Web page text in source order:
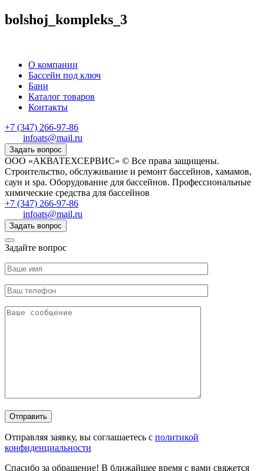
bolshoj_kompleks_3
О компании
Бассейн под ключ
Бани
Каталог товаров
Контакты
+7 (347) 266-97-86
infoats@mail.ru
Задать вопрос
ООО «АКВАТЕХСЕРВИС» © Все права защищены.
Строительство, обслуживание и ремонт бассейнов, хамамов,
саун и spa. Оборудование для бассейнов. Профессиональные
химические средства для бассейнов
+7 (347) 266-97-86
infoats@mail.ru
Задать вопрос
Задайте вопрос
Отправляя заявку, вы соглашаетесь с политикой
конфиденциальности
Спасибо за обращение! В ближайшее время с вами свяжется